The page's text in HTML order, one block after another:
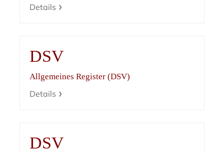
Details
DSV
Allgemeines Register (DSV)
Details
DSV